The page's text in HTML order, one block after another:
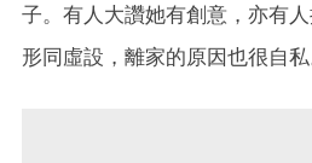
子。有人大讚她有創意，亦有
形同虛設，離家的原因也很自私